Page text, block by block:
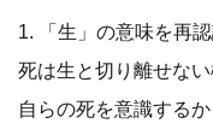
1. 「生」の意味を再
死は生と切り離せな
自らの死を意識する